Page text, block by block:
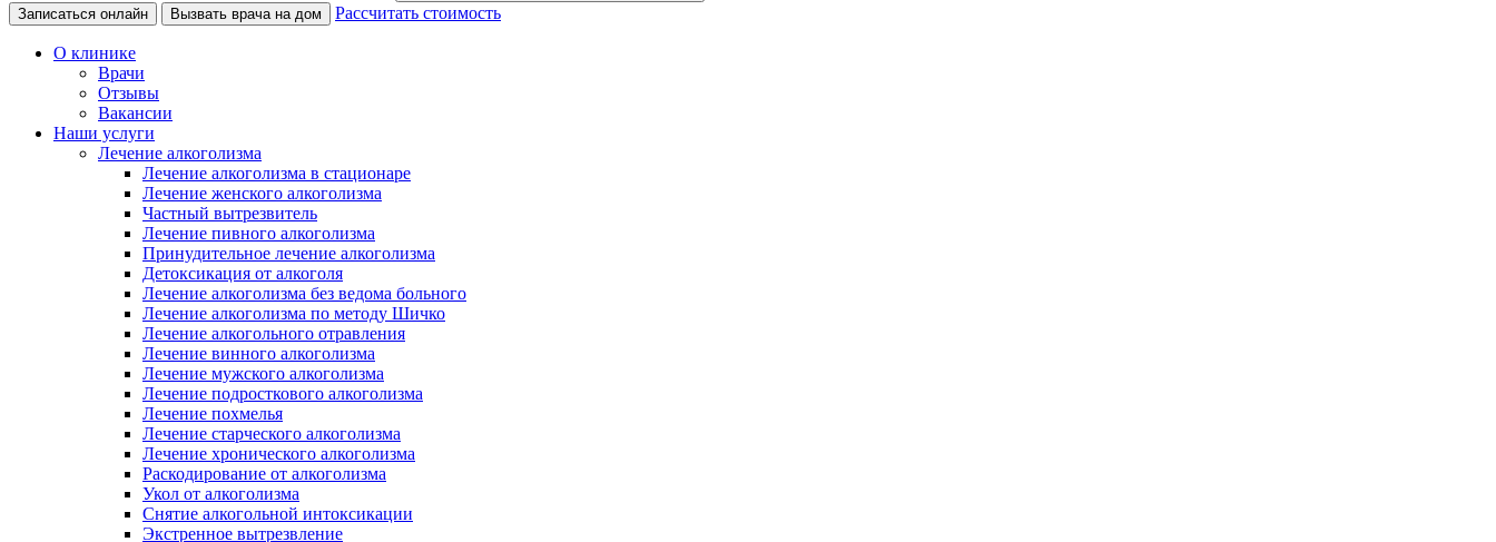
Записаться онлайн
Вызвать врача на дом Рассчитать стоимость
О клинике
Врачи
Отзывы
Вакансии
Наши услуги
Лечение алкоголизма
Лечение алкоголизма в стационаре
Лечение женского алкоголизма
Частный вытрезвитель
Лечение пивного алкоголизма
Принудительное лечение алкоголизма
Детоксикация от алкоголя
Лечение алкоголизма без ведома больного
Лечение алкоголизма по методу Шичко
Лечение алкогольного отравления
Лечение винного алкоголизма
Лечение мужского алкоголизма
Лечение подросткового алкоголизма
Лечение похмелья
Лечение старческого алкоголизма
Лечение хронического алкоголизма
Раскодирование от алкоголизма
Укол от алкоголизма
Снятие алкогольной интоксикации
Экстренное вытрезвление